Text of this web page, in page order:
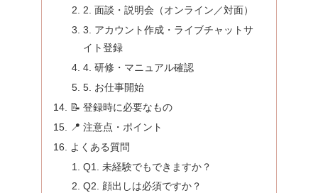
2. 面談・説明会（オンライン／対面）
3. アカウント作成・ライブチャットサ
イト登録
4. 研修・マニュアル確認
5. お仕事開始
📝 登録時に必要なもの
📍 注意点・ポイント
よくある質問
Q1. 未経験でもできますか？
Q2. 顔出しは必須ですか？